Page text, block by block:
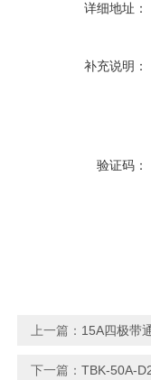
详细地址：
补充说明：
验证码：
上一篇： 15A四极带
下一篇： TBK-50A-